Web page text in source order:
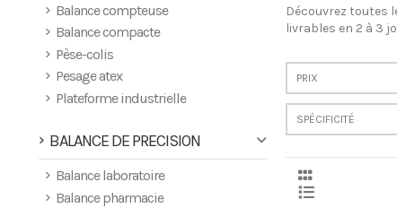
Découvrez toutes
livrables en 2 à 3
PRIX
SPÉCIFICITÉ
Balance compteuse
Balance compacte
Pèse-colis
Pesage atex
Plateforme industrielle
BALANCE DE PRECISION
Balance laboratoire
Balance pharmacie